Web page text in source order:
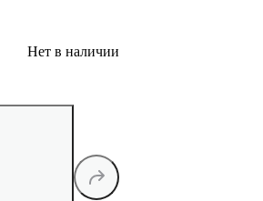
Нет в наличии